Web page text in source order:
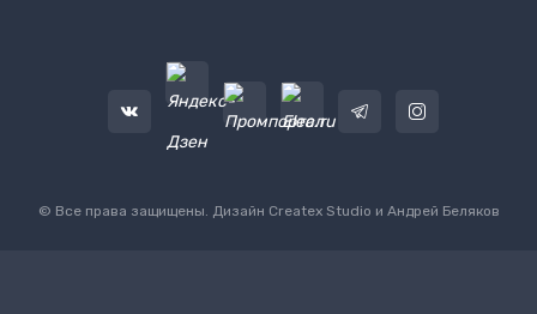
© Все права защищены. Дизайн Createx Studio и Андрей Беляков